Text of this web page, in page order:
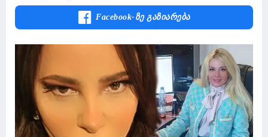
Facebook-Ზე Გაზიარება